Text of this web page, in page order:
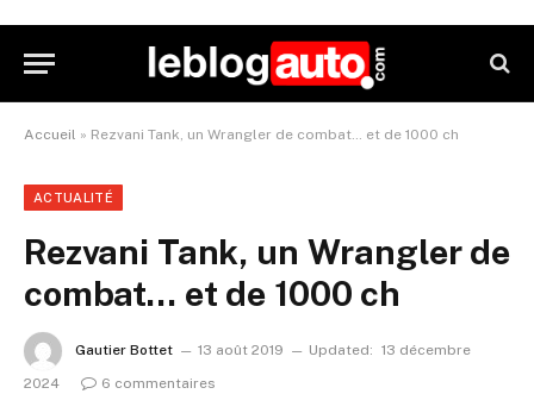
Accueil » Rezvani Tank, un Wrangler de combat… et de 1000 ch
ACTUALITÉ
Rezvani Tank, un Wrangler de
combat… et de 1000 ch
Gautier Bottet 13 août 2019 Updated: 13 décembre
2024
6 commentaires